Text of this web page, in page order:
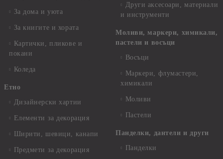
За дома и уюта
За книгите и хората
Картички, пликове и
покани
Коледа
Етно
Дизайнерски хартии
Елементи за декорация
Ширити, шевици, канапи
Предмети за декорация
Други аксесоари, материали
и инструменти
Моливи, маркери, химикали,
пастели и восъци
Восъци
Маркери, флумастери,
химикали
Моливи
Пастели
Панделки, дантели и други
Панделки